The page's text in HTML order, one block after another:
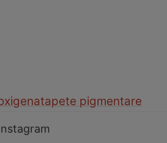
pete pigmentare